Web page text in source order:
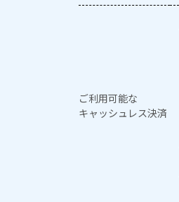
ご利用可能な
キャッシュレス決済